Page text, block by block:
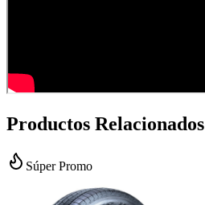
Productos Relacionados
Súper Promo